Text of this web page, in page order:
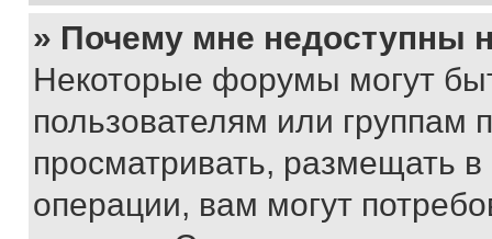
» Почему мне недоступны
Некоторые форумы могут
пользователям или группам
просматривать, размещать
операции, вам могут